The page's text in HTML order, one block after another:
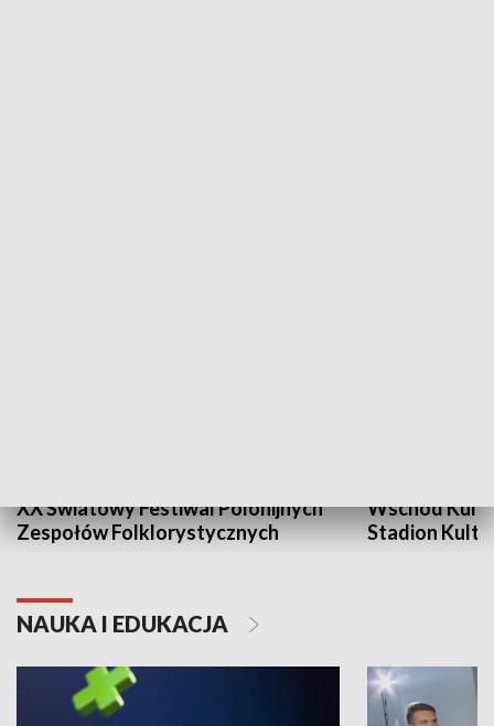
XX Światowy Festiwal Polonijnych
Zespołów Folklorystycznych
Wschód
Stadion
NAUKA I EDUKACJA